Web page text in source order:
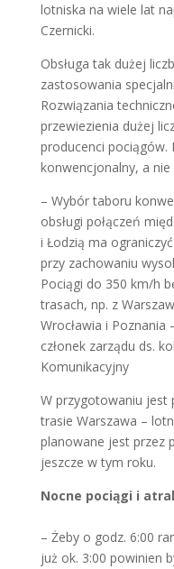
lotniska na wiele lat
Czernicki.
Obsługa tak dużej
zastosowania
Rozwiązania
przewiezienia dużej
producenci pociągów.
konwencjonalny, a nie
– Wybór taboru
obsługi połączeń
i Łodzią ma
przy zachowaniu
Pociągi do 350 km/h
trasach, np. z
Wrocławia i Poznania
członek zarządu ds.
Komunikacyjny
W przygotowaniu jest
trasie Warszawa –
planowane jest przez
jeszcze w tym roku.
Nocne pociągi i
– Żeby o godz. 6:00
już ok. 3:00 powinien